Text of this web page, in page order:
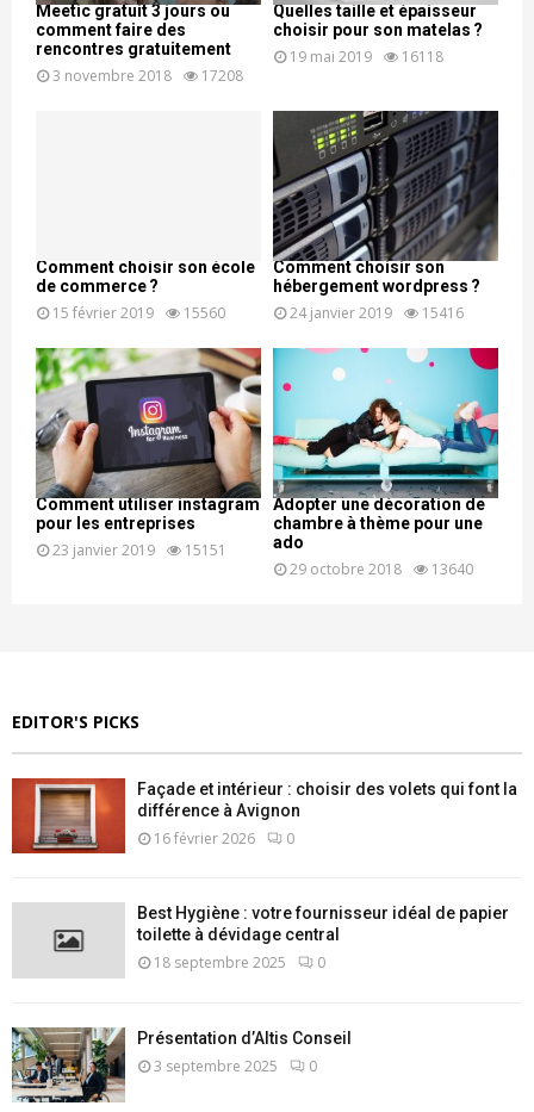
Meetic gratuit 3 jours ou
comment faire des
rencontres gratuitement
3 novembre 2018 17208
Quelles taille et épaisseur
choisir pour son matelas ?
19 mai 2019 16118
Comment choisir son école
de commerce ?
15 février 2019 15560
Comment choisir son
hébergement wordpress ?
24 janvier 2019 15416
Comment utiliser instagram
pour les entreprises
23 janvier 2019 15151
Adopter une décoration de
chambre à thème pour une
ado
29 octobre 2018 13640
EDITOR'S PICKS
Façade et intérieur : choisir des volets qui font la
différence à Avignon
16 février 2026 0
Best Hygiène : votre fournisseur idéal de papier
toilette à dévidage central
18 septembre 2025 0
Présentation d’Altis Conseil
3 septembre 2025 0